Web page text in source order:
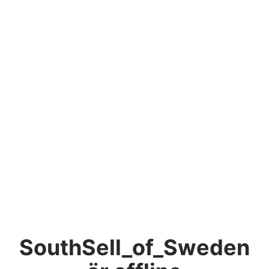
SouthSell_of_Sweden